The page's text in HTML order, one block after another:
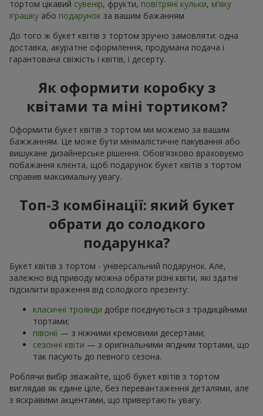
тортом цікавий сувенір, фрукти, повітряні кульки, м’яку
іграшку або подарунок за вашим бажанням
До того ж букет квітів з тортом зручно замовляти: одна
доставка, акуратне оформлення, продумана подача і
гарантована свіжість і квітів, і десерту.
Як оформити коробку з
квітами та міні тортиком?
Оформити букет квітів з тортом ми можемо за вашим
бажжанням. Це може бути мінімалістичне пакування або
вишукане дизайнерське рішення. Обов’язково враховуємо
побажання клієнта, щоб подарунок букет квітів з тортом
справив максимальну увагу.
Топ-3 комбінації: який букет
обрати до солодкого
подарунка?
Букет квітів з тортом - універсальний подарунок. Але,
залежно від приводу можна обрати різні квіти, які здатні
підсилити враження від солодкого презенту:
класичні троянди добре поєднуються з традиційними
тортами;
півонії — з ніжними кремовими десертами;
сезонні квіти — з оригінальними ягідним тортами, що
так пасують до певного сезона.
Роблячи вибір зважайте, щоб букет квітів з тортом
виглядав як єдине ціле, без перевантаження деталями, але
з яскравими акцентами, що привертають увагу.